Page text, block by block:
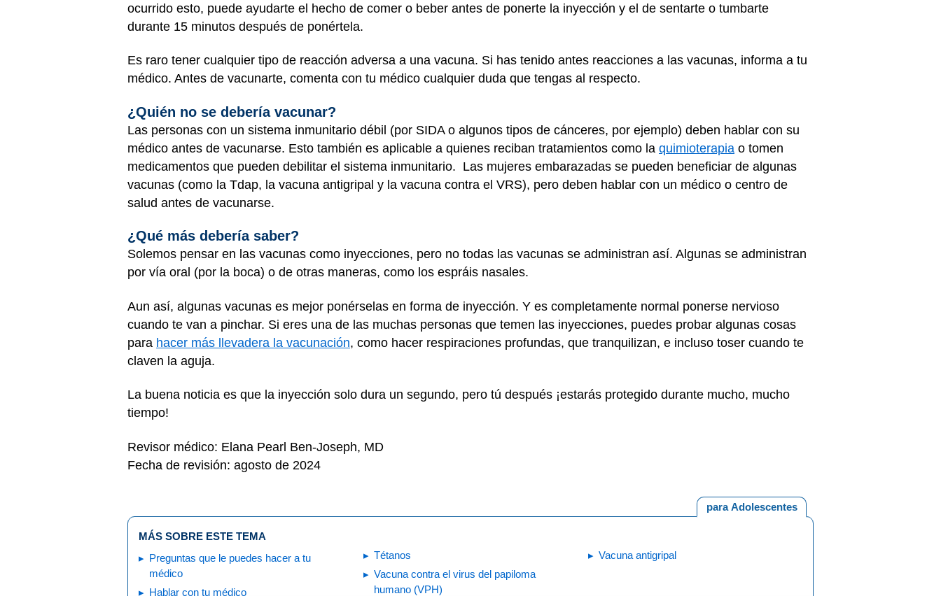
ocurrido esto, puede ayudarte el hecho de comer o beber antes de ponerte la inyección y el de sentarte o tumbarte
durante 15 minutos después de ponértela.
Es raro tener cualquier tipo de reacción adversa a una vacuna. Si has tenido antes reacciones a las vacunas, informa a tu
médico. Antes de vacunarte, comenta con tu médico cualquier duda que tengas al respecto.
¿Quién no se debería vacunar?
Las personas con un sistema inmunitario débil (por SIDA o algunos tipos de cánceres, por ejemplo) deben hablar con su
médico antes de vacunarse. Esto también es aplicable a quienes reciban tratamientos como la quimioterapia o tomen
medicamentos que pueden debilitar el sistema inmunitario. Las mujeres embarazadas se pueden beneficiar de algunas
vacunas (como la Tdap, la vacuna antigripal y la vacuna contra el VRS), pero deben hablar con un médico o centro de
salud antes de vacunarse.
¿Qué más debería saber?
Solemos pensar en las vacunas como inyecciones, pero no todas las vacunas se administran así. Algunas se administran
por vía oral (por la boca) o de otras maneras, como los espráis nasales.
Aun así, algunas vacunas es mejor ponérselas en forma de inyección. Y es completamente normal ponerse nervioso
cuando te van a pinchar. Si eres una de las muchas personas que temen las inyecciones, puedes probar algunas cosas
para hacer más llevadera la vacunación, como hacer respiraciones profundas, que tranquilizan, e incluso toser cuando te
claven la aguja.
La buena noticia es que la inyección solo dura un segundo, pero tú después ¡estarás protegido durante mucho, mucho
tiempo!
Revisor médico: Elana Pearl Ben-Joseph, MD
Fecha de revisión: agosto de 2024
para Adolescentes
MÁS SOBRE ESTE TEMA
Preguntas que le puedes hacer a tu
médico
Hablar con tu médico
Tétanos
Vacuna contra el virus del papiloma
humano (VPH)
Vacuna antigripal